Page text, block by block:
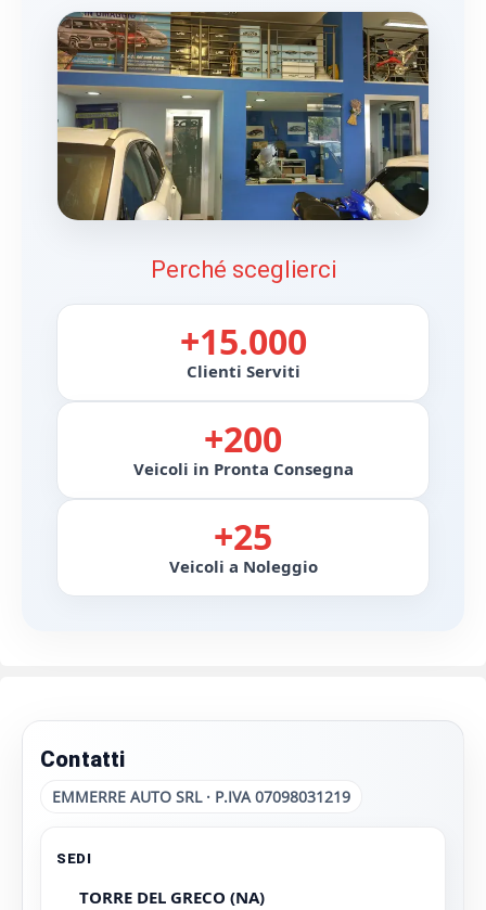
Perché sceglierci
+15.000
Clienti Serviti
+200
Veicoli in Pronta Consegna
+25
Veicoli a Noleggio
Contatti
EMMERRE AUTO SRL · P.IVA 07098031219
SEDI
TORRE DEL GRECO (NA)